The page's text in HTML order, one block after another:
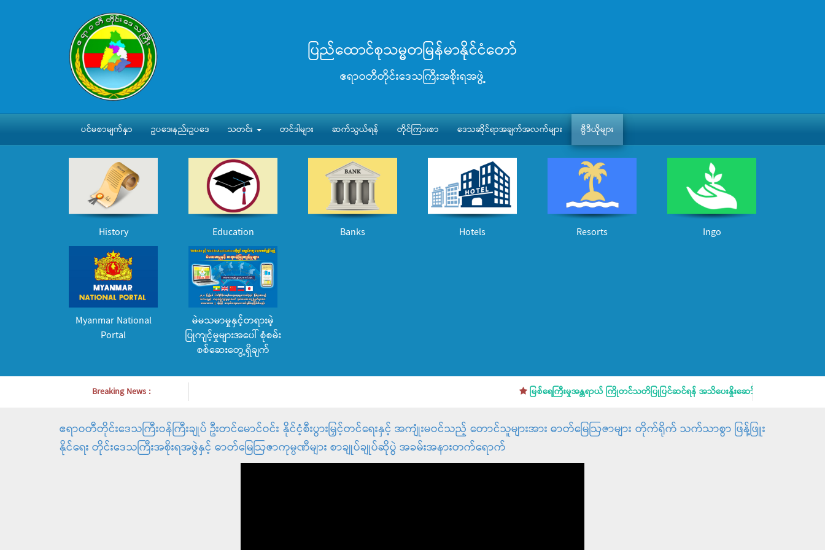
ပြည်ထောင်စုသမ္မတမြန်မာနိုင်ငံတော်
ဧရာဝတီတိုင်းဒေသကြီးအစိုးရအဖွဲ့
ပင်မစာမျက်နှာ ဥပဒေ၊နည်းဥပဒေ သတင်း တင်ဒါများ ဆက်သွယ်ရန် တိုင်ကြားစာ ဒေသဆိုင်ရာအချက်အလက်များ ဗွီဒီယိုများ
History Education Banks Hotels Resorts Ingo
Myanmar National
Portal
မဲမသမာမှုနှင့်တရားမဲ့
ပြုကျင့်မှုများအပေါ် စုံစမ်း
စစ်ဆေးတွေ့ရှိချက်
Breaking News : မြစ်ရေကြီးမှုအန္တရာယ် ကြိုတင်သတိပြုပြင်ဆင်ရန် အသိပေးနှိုးဆော်ချက်
ဧရာဝတီတိုင်းဒေသကြီးဝန်ကြီးချုပ် ဦးတင်မောင်ဝင်း နိုင်ငံ့စီးပွားမြှင့်တင်ရေးနှင့် အကျုံးမဝင်သည့် တောင်သူများအား ဓာတ်မြေဩဇာများ တိုက်ရိုက် သက်သာစွာ ဖြန့်ဖြူး
နိုင်ရေး တိုင်းဒေသကြီးအစိုးရအဖွဲနှင့် ဓာတ်မြေဩဇာကုမ္ပဏီများ စာချုပ်ချုပ်ဆိုပွဲ အခမ်းအနားတက်ရောက်